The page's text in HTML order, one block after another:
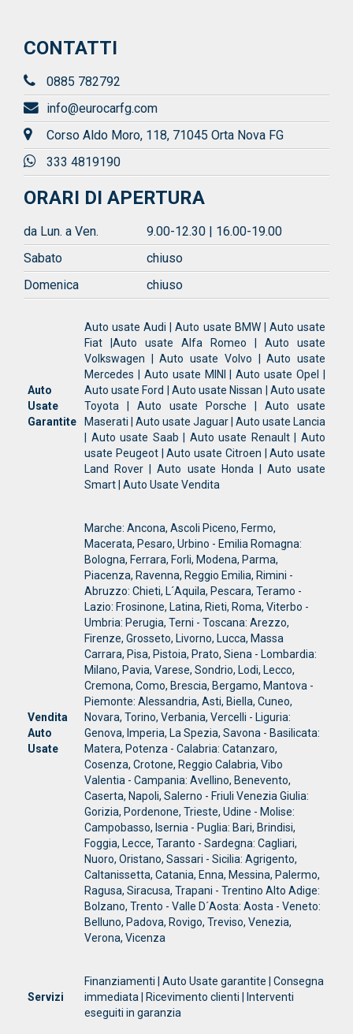
CONTATTI
0885 782792
info@eurocarfg.com
Corso Aldo Moro, 118, 71045 Orta Nova FG
333 4819190
ORARI DI APERTURA
da Lun. a Ven.
9.00-12.30 | 16.00-19.00
Sabato
chiuso
Domenica
chiuso
Auto
Usate
Garantite
Auto usate Audi | Auto usate BMW | Auto usate
Fiat |Auto usate Alfa Romeo | Auto usate
Volkswagen | Auto usate Volvo | Auto usate
Mercedes | Auto usate MINI | Auto usate Opel |
Auto usate Ford | Auto usate Nissan | Auto usate
Toyota | Auto usate Porsche | Auto usate
Maserati | Auto usate Jaguar | Auto usate Lancia
| Auto usate Saab | Auto usate Renault | Auto
usate Peugeot | Auto usate Citroen | Auto usate
Land Rover | Auto usate Honda | Auto usate
Smart | Auto Usate Vendita
Vendita
Auto
Usate
Marche: Ancona, Ascoli Piceno, Fermo,
Macerata, Pesaro, Urbino - Emilia Romagna:
Bologna, Ferrara, Forli, Modena, Parma,
Piacenza, Ravenna, Reggio Emilia, Rimini -
Abruzzo: Chieti, L´Aquila, Pescara, Teramo -
Lazio: Frosinone, Latina, Rieti, Roma, Viterbo -
Umbria: Perugia, Terni - Toscana: Arezzo,
Firenze, Grosseto, Livorno, Lucca, Massa
Carrara, Pisa, Pistoia, Prato, Siena - Lombardia:
Milano, Pavia, Varese, Sondrio, Lodi, Lecco,
Cremona, Como, Brescia, Bergamo, Mantova -
Piemonte: Alessandria, Asti, Biella, Cuneo,
Novara, Torino, Verbania, Vercelli - Liguria:
Genova, Imperia, La Spezia, Savona - Basilicata:
Matera, Potenza - Calabria: Catanzaro,
Cosenza, Crotone, Reggio Calabria, Vibo
Valentia - Campania: Avellino, Benevento,
Caserta, Napoli, Salerno - Friuli Venezia Giulia:
Gorizia, Pordenone, Trieste, Udine - Molise:
Campobasso, Isernia - Puglia: Bari, Brindisi,
Foggia, Lecce, Taranto - Sardegna: Cagliari,
Nuoro, Oristano, Sassari - Sicilia: Agrigento,
Caltanissetta, Catania, Enna, Messina, Palermo,
Ragusa, Siracusa, Trapani - Trentino Alto Adige:
Bolzano, Trento - Valle D´Aosta: Aosta - Veneto:
Belluno, Padova, Rovigo, Treviso, Venezia,
Verona, Vicenza
Servizi
Finanziamenti | Auto Usate garantite | Consegna
immediata | Ricevimento clienti | Interventi
eseguiti in garanzia